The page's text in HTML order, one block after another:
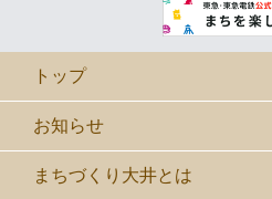
トップ
お知らせ
まちづくり大井とは